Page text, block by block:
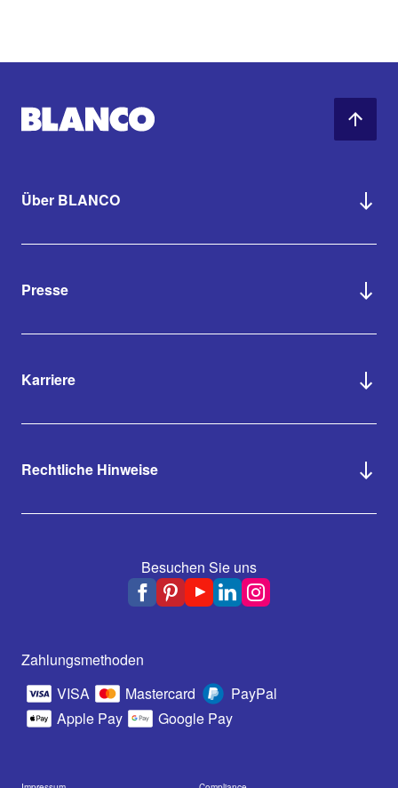
Über BLANCO
Presse
Karriere
Rechtliche Hinweise
Besuchen Sie uns
Zahlungsmethoden
VISA
Mastercard
PayPal
Apple Pay
Google Pay